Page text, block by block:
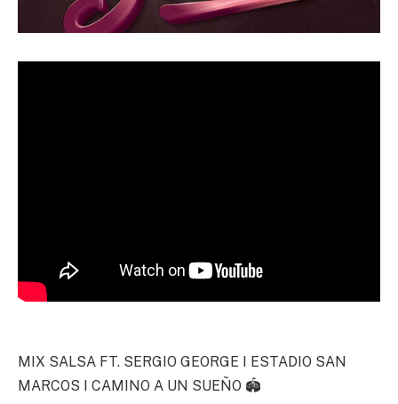
MIX SALSA FT. SERGIO GEORGE I ESTADIO SAN
MARCOS I CAMINO A UN SUEÑO 🏟️